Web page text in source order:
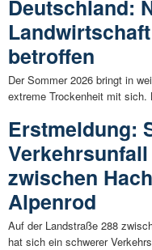
Deutschland:
betroffen
Der Sommer 2026 bringt in
extreme Trockenheit mit sich.
Erstmeldung:
zwischen
Alpenrod
Auf der Landstraße 288
hat sich ein schwerer